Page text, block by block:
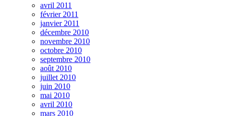
avril 2011
février 2011
janvier 2011
décembre 2010
novembre 2010
octobre 2010
septembre 2010
août 2010
juillet 2010
juin 2010
mai 2010
avril 2010
mars 2010